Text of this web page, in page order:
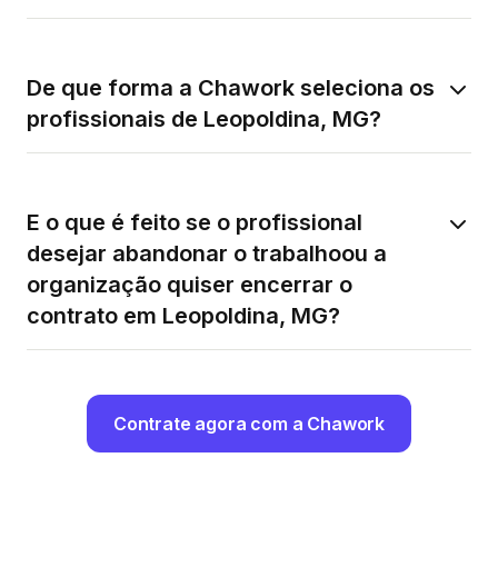
De que forma a Chawork seleciona os
profissionais de Leopoldina, MG?
E o que é feito se o profissional
desejar abandonar o trabalhoou a
organização quiser encerrar o
contrato em Leopoldina, MG?
Contrate agora com a Chawork